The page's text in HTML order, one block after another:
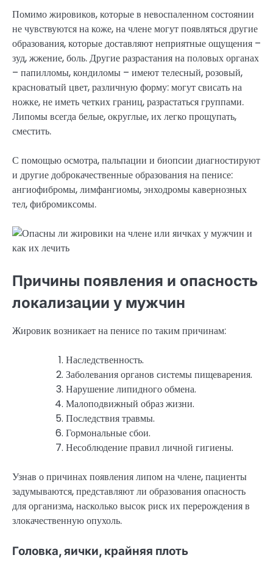
Помимо жировиков, которые в невоспаленном состоянии
не чувствуются на коже, на члене могут появляться другие
образования, которые доставляют неприятные ощущения –
зуд, жжение, боль. Другие разрастания на половых органах
– папилломы, кондиломы – имеют телесный, розовый,
красноватый цвет, различную форму: могут свисать на
ножке, не иметь четких границ, разрастаться группами.
Липомы всегда белые, округлые, их легко прощупать,
сместить.
С помощью осмотра, пальпации и биопсии диагностируют
и другие доброкачественные образования на пенисе:
ангиофибромы, лимфангиомы, энходромы кавернозных
тел, фибромиксомы.
Причины появления и опасность
локализации у мужчин
Жировик возникает на пенисе по таким причинам:
Наследственность.
Заболевания органов системы пищеварения.
Нарушение липидного обмена.
Малоподвижный образ жизни.
Последствия травмы.
Гормональные сбои.
Несоблюдение правил личной гигиены.
Узнав о причинах появления липом на члене, пациенты
задумываются, представляют ли образования опасность
для организма, насколько высок риск их перерождения в
злокачественную опухоль.
Головка, яички, крайняя плоть